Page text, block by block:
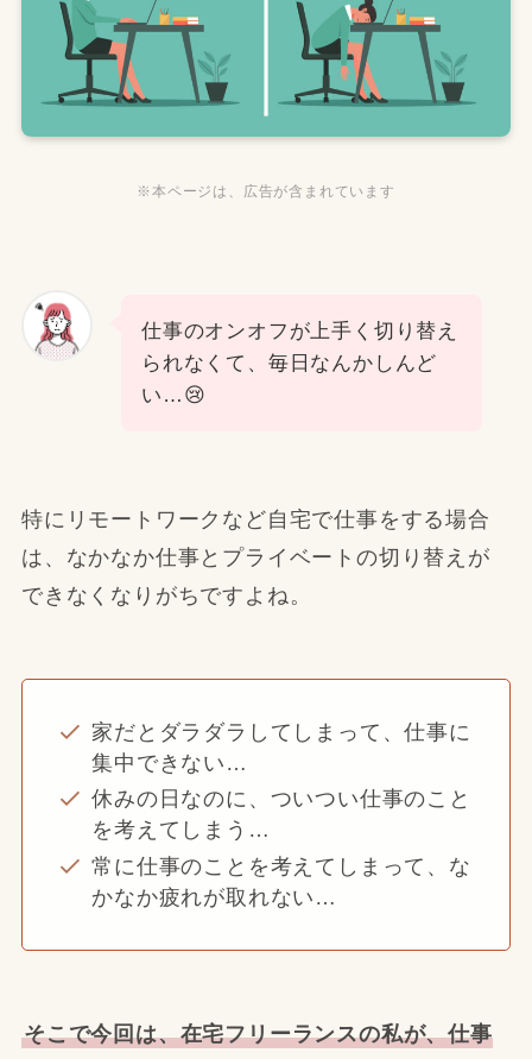
※本ページは、広告が含まれています
仕事のオンオフが上手く切り替え
られなくて、毎日なんかしんど
い…😢
特にリモートワークなど自宅で仕事をする場合
は、なかなか仕事とプライベートの切り替えが
できなくなりがちですよね。
家だとダラダラしてしまって、仕事に
集中できない…
休みの日なのに、ついつい仕事のこと
を考えてしまう…
常に仕事のことを考えてしまって、な
かなか疲れが取れない…
そこで今回は、在宅フリーランスの私が、仕事